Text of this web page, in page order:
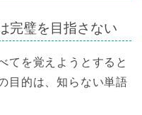
完璧を目指さない
てを覚えようとすると
目的は、知らない単語